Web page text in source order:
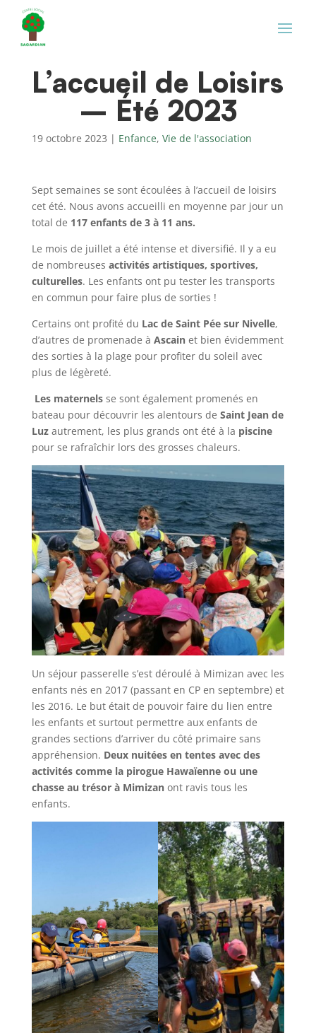
L’accueil de Loisirs
– Été 2023
19 octobre 2023 | Enfance, Vie de l'association
Sept semaines se sont écoulées à l’accueil de loisirs
cet été. Nous avons accueilli en moyenne par jour un
total de 117 enfants de 3 à 11 ans.
Le mois de juillet a été intense et diversifié. Il y a eu
de nombreuses activités artistiques, sportives,
culturelles. Les enfants ont pu tester les transports
en commun pour faire plus de sorties !
Certains ont profité du Lac de Saint Pée sur Nivelle,
d’autres de promenade à Ascainet bien évidemment
des sorties à la plage pour profiter du soleil avec
plus de légèreté.
Les maternelsse sont également promenés en
bateau pour découvrir les alentours de Saint Jean de
Luzautrement, les plus grands ont été à la piscine
pour se rafraîchir lors des grosses chaleurs.
Un séjour passerelle s’est déroulé à Mimizan avec les
enfants nés en 2017 (passant en CP en septembre) et
les 2016. Le but était de pouvoir faire du lien entre
les enfants et surtout permettre aux enfants de
grandes sections d’arriver du côté primaire sans
appréhension. Deux nuitées en tentes avec des
activités comme la pirogue Hawaïenne ou une
chasse au trésor à Mimizanont ravis tous les
enfants.